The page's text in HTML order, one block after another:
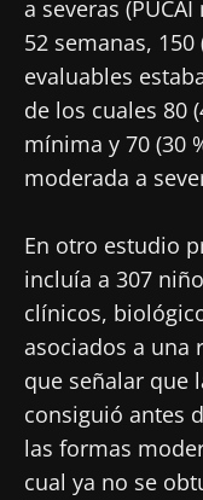
a severas
52 semanas,
evaluables
de los cuales 80
mínima y 70 (30
moderada a
En otro estudio
incluía a 307
clínicos,
asociados a una
que señalar que
consiguió antes
las formas
cual ya no se